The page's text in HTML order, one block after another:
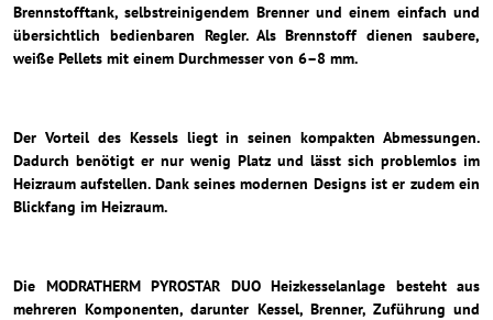
Brennstofftank, selbstreinigendem Brenner und einem einfach und
übersichtlich bedienbaren Regler. Als Brennstoff dienen saubere,
weiße Pellets mit einem Durchmesser von 6–8 mm.
Der Vorteil des Kessels liegt in seinen kompakten Abmessungen.
Dadurch benötigt er nur wenig Platz und lässt sich problemlos im
Heizraum aufstellen. Dank seines modernen Designs ist er zudem ein
Blickfang im Heizraum.
Die MODRATHERM PYROSTAR DUO Heizkesselanlage besteht aus
mehreren Komponenten, darunter Kessel, Brenner, Zuführung und